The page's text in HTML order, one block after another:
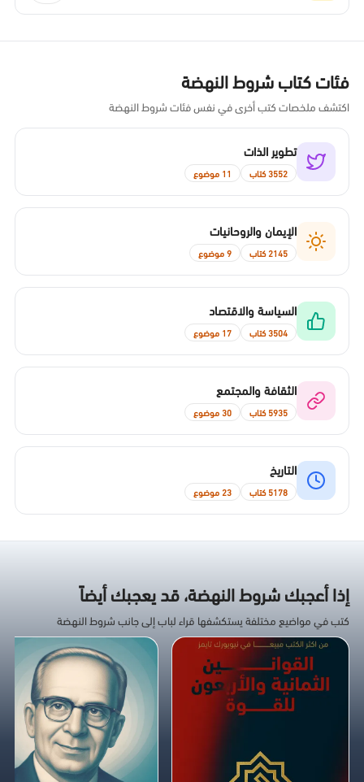
فئات كتاب شروط النهضة
اكتشف ملخصات كتب أخرى في نفس فئات شروط النهضة
تطوير الذات
3552 كتاب 11 موضوع
الإيمان والروحانيات
2145 كتاب 9 موضوع
السياسة والاقتصاد
3504 كتاب 17 موضوع
الثقافة والمجتمع
5935 كتاب 30 موضوع
التاريخ
5178 كتاب 23 موضوع
إذا أعجبك شروط النهضة، قد يعجبك أيضاً
كتب في مواضيع مختلفة يستكشفها قراء لباب إلى جانب شروط النهضة